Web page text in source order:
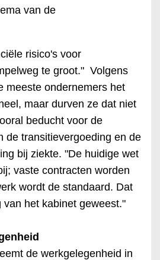
van de
risico's voor
te groot." Volgens
meeste ondernemers het
maar durven ze dat niet
beducht voor de
de transitievergoeding en de
bij ziekte. "De huidige wet
vaste contracten worden
wordt de standaard. Dat
van het kabinet geweest."
de werkgelegenheid in